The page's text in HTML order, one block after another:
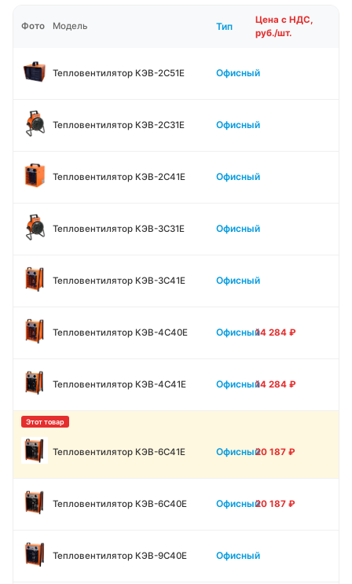
Фото Модель Тип
Цена с НДС,
руб./шт.
Тепловентилятор КЭВ-2С51Е Офисный
Тепловентилятор КЭВ-2С31Е Офисный
Тепловентилятор КЭВ-2С41Е Офисный
Тепловентилятор КЭВ-3С31Е Офисный
Тепловентилятор КЭВ-3С41Е Офисный
Тепловентилятор КЭВ-4С40Е Офисный14 284 ₽
Тепловентилятор КЭВ-4С41Е Офисный14 284 ₽
Тепловентилятор КЭВ-6С41Е Офисный20 187 ₽
Тепловентилятор КЭВ-6С40Е Офисный20 187 ₽
Тепловентилятор КЭВ-9С40Е Офисный